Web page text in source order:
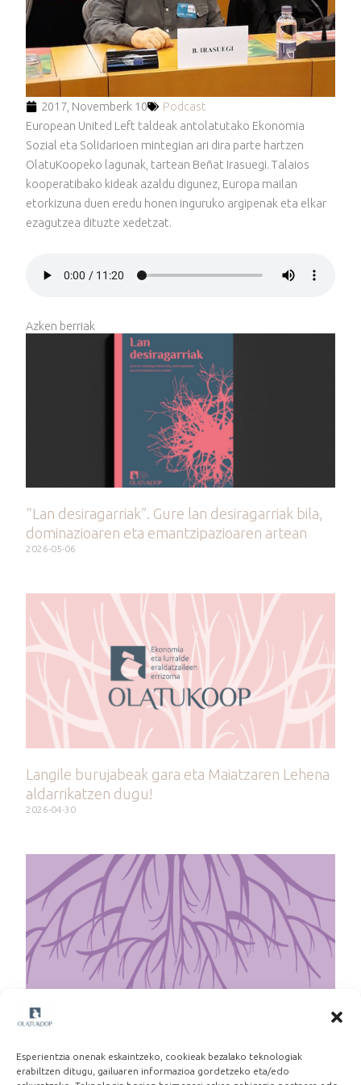
Esperientzia onenak eskaintzeko, cookieak bezalako teknologiak
erabiltzen ditugu, gailuaren informazioa gordetzeko eta/edo
2017, Novemberk 10
Podcast
European United Left taldeak antolatutako Ekonomia
Sozial eta Solidarioen mintegian ari dira parte hartzen
OlatuKoopeko lagunak, tartean Beñat Irasuegi. Talaios
kooperatibako kideak azaldu digunez, Europa mailan
etorkizuna duen eredu honen inguruko argipenak eta elkar
ezagutzea dituzte xedetzat.
Azken berriak
“Lan desiragarriak”. Gure lan desiragarriak bila,
dominazioaren eta emantzipazioaren artean
2026-05-06
Langile burujabeak gara eta Maiatzaren Lehena
aldarrikatzen dugu!
2026-04-30